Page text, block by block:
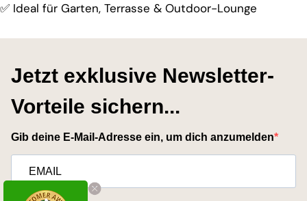
✅ Ideal für Garten, Terrasse & Outdoor-Lounge
Jetzt exklusive Newsletter-
Vorteile sichern...
Gib deine E-Mail-Adresse ein, um dich anzumelden